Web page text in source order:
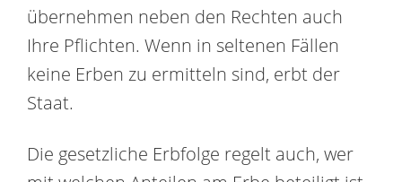
übernehmen neben den Rechten auch
Ihre Pflichten. Wenn in seltenen Fällen
keine Erben zu ermitteln sind, erbt der
Staat.
Die gesetzliche Erbfolge regelt auch, wer